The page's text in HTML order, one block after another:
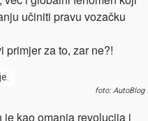
učiniti pravu vozačku
primjer za to, zar ne?!
foto: AutoBlog
kao omanja revolucija i